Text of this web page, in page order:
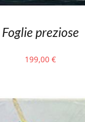
Foglie preziose
199,00 €